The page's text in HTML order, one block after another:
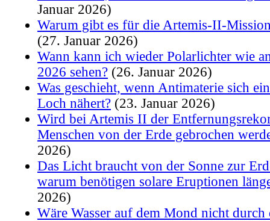
Januar 2026)
Warum gibt es für die Artemis-II-
(27. Januar 2026)
Wann kann ich wieder Polarlichter wie
2026 sehen? (26. Januar 2026)
Was geschieht, wenn Antimaterie sich
Loch nähert? (23. Januar 2026)
Wird bei Artemis II der
Menschen von der Erde gebrochen
2026)
Das Licht braucht von der Sonne zur
warum benötigen solare Eruptionen
2026)
Wäre Wasser auf dem Mond nicht durch